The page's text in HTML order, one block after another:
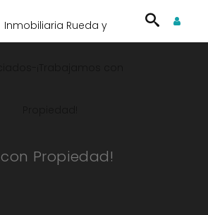
Propiedad!